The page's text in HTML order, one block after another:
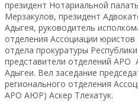
президент Нотариальной
Мерзакулов, президент
Адыгея, руководитель
отделения Ассоциации
отдела прокуратуры
представители отделений
Адыгеи. Вел заседание
регионального отделения
АРО АЮР) Аскер Тлехатук.